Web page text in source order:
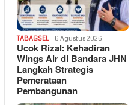
TABAGSEL 6 Agustus 2026
Ucok Rizal: Kehadiran
Wings Air di Bandara JHN
Langkah Strategis
Pemerataan
Pembangunan